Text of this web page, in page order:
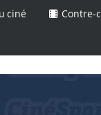
ciné Contre-